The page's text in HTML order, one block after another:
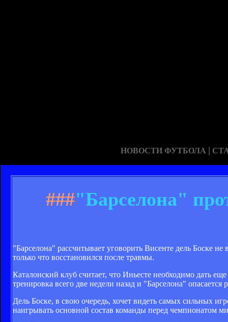
НОВОСТИ ФУТБОЛА |
###"Барселона"
"Барселона" рассчитывает уговорить Висенте дель Боске
только что восстановился после травмы.
Каталонский клуб считает, что Иньесте необходимо дать
тренировка всего две недели назад и "Барселона"
Дель Боске, в свою очередь, хочет видеть самых сильных
наигрывать основной состав команды перед чемпионатом